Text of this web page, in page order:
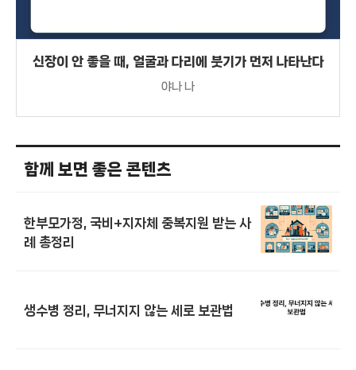
신장이 안 좋을 때, 얼굴과 다리에 붓기가 먼저 나타난다
야나 나
함께 보면 좋은 콘텐츠
한부모가정, 국비+지자체 중복지원 받는 사
례 총정리
생수병 정리, 무너지지 않는 세로 보관법